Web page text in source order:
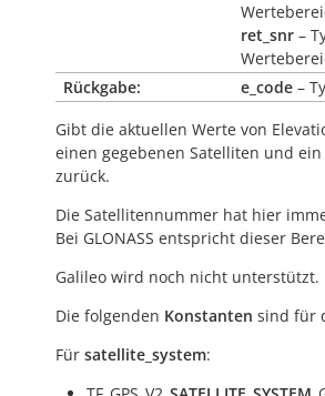
ret_snr –
Rückgabe:
e_code –
Gibt die aktuellen Werte von
einen gegebenen Satelliten und
zurück.
Die Satellitennummer hat hier
Bei GLONASS entspricht dieser
Galileo wird noch nicht unterstützt.
Die folgenden Konstanten sind für
Für satellite_system: